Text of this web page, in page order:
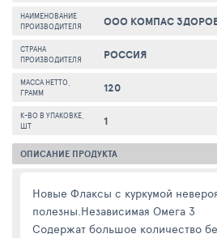
НАИМЕНОВАНИЕ
ПРОИЗВОДИТЕЛЯ
ООО КОМПАС
СТРАНА
ПРОИЗВОДИТЕЛЯ
РОССИЯ
МАССА НЕТТО,
ГРАММ
120
К-ВО В УПАКОВКЕ,
ШТ
1
ОПИСАНИЕ ПРОДУКТА
Новые Флаксы с куркумой
полезны.Независимая Омега 3
Содержат большое количество